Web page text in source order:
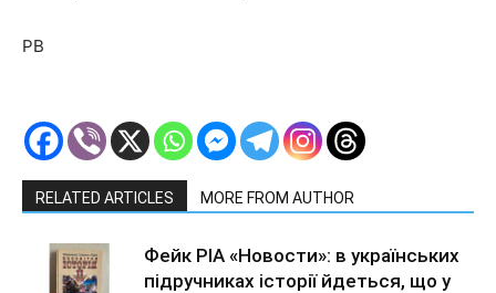
PB
RELATED ARTICLES MORE FROM AUTHOR
Фейк РІА «Новости»: в українських
підручниках історії йдеться, що у